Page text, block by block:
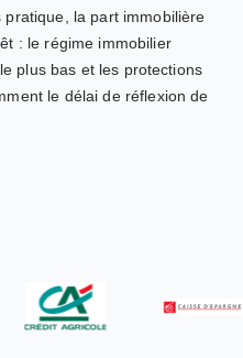
la part immobilière
: le régime immobilier
plus bas et les protections
le délai de réflexion de